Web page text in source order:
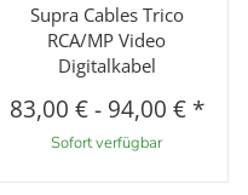
Supra Cables Trico
RCA/MP Video
Digitalkabel
83,00 €- 94,00 € *
Sofort verfügbar